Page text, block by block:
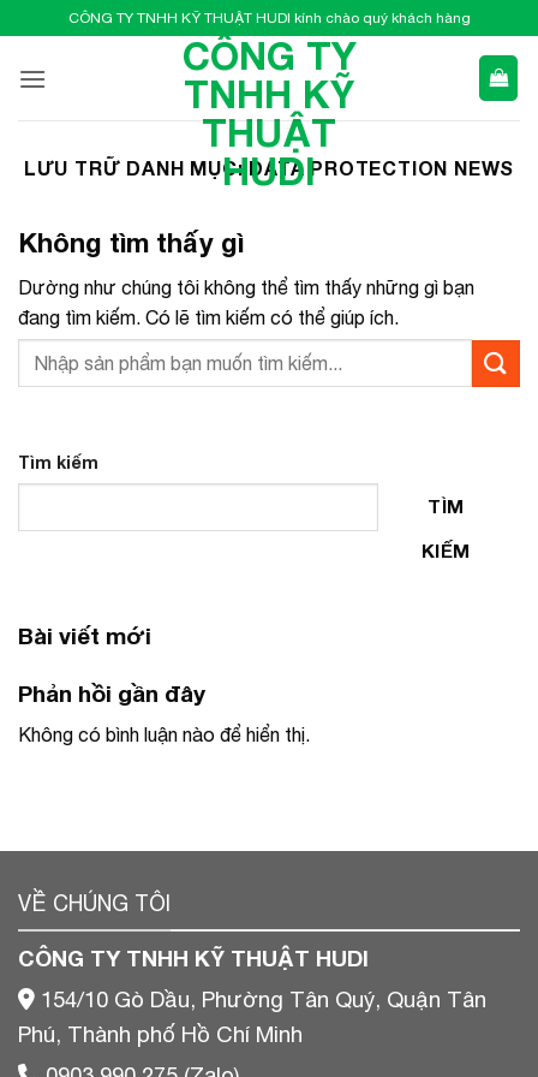
qua
nội
CÔNG TY TNHH KỸ THUẬT HUDI kính chào quý khách hàng
CÔNG TY
TNHH KỸ
THUẬT
HUDI
LƯU TRỮ DANH MỤC: DATA PROTECTION NEWS
Không tìm thấy gì
Dường như chúng tôi không thể tìm thấy những gì bạn
đang tìm kiếm. Có lẽ tìm kiếm có thể giúp ích.
Tìm kiếm
TÌM
KIẾM
Bài viết mới
Phản hồi gần đây
Không có bình luận nào để hiển thị.
VỀ CHÚNG TÔI
CÔNG TY TNHH KỸ THUẬT HUDI
154/10 Gò Dầu, Phường Tân Quý, Quận Tân
Phú, Thành phố Hồ Chí Minh